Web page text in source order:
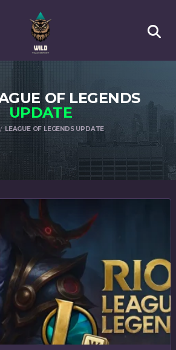
OF LEGENDS
UPDATE
LEAGUE OF LEGENDS UPDATE